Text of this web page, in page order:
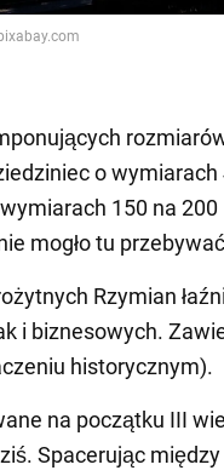
o wymiarach
150 na
mogło tu
Rzymian
i biznesowych.
historycznym).
na początku III
Spacerując